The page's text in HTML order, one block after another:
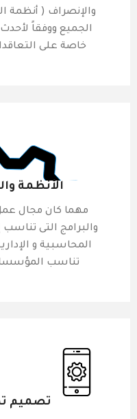
والإنصراف ( أنظمة
الجميع ووفقاً
خاصة على
الأنظمة
مهما كان مجال
والبرامج التى
المحاسبية و
تناسب
تصميم